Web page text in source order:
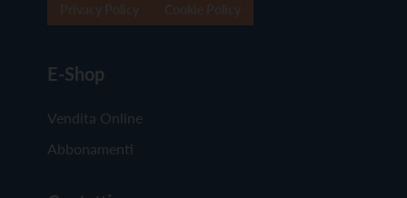
E-Shop
Vendita Online
Abbonamenti